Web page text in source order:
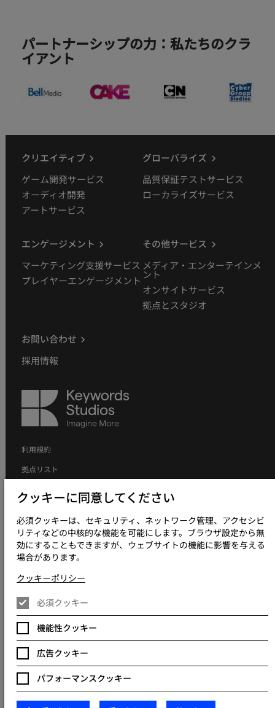
パートナーシップの力：私たちのクラ
イアント
クリエイティブ
ゲーム開発サービス
オーディオ開発
アートサービス
グローバライズ
品質保証テストサービス
ローカライズサービス
エンゲージメント
マーケティング支援サービス
プレイヤーエンゲージメント
その他サービス
メディア・エンターテインメ
ント
オンサイトサービス
拠点とスタジオ
お問い合わせ
採用情報
Keywords
Studios
利用規約
拠点リスト
クッキーポリシー
現代奴隷制方針について
クッキー設定を変更
House, South County Business Park, Leopardstown, Dublin 18, Dublin
Ireland.
クッキーに同意してください
必須クッキーは、セキュリティ、ネットワーク管理、アクセシビ
リティなどの中核的な機能を可能にします。ブラウザ設定から無
効にすることもできますが、ウェブサイトの機能に影響を与える
場合があります。
クッキーポリシー
必須クッキー
機能性クッキー
広告クッキー
パフォーマンスクッキー